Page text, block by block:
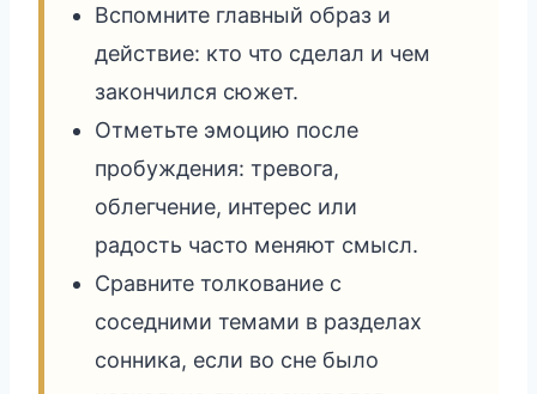
Вспомните главный образ и
действие: кто что сделал и чем
закончился сюжет.
Отметьте эмоцию после
пробуждения: тревога,
облегчение, интерес или
радость часто меняют смысл.
Сравните толкование с
соседними темами в разделах
сонника, если во сне было